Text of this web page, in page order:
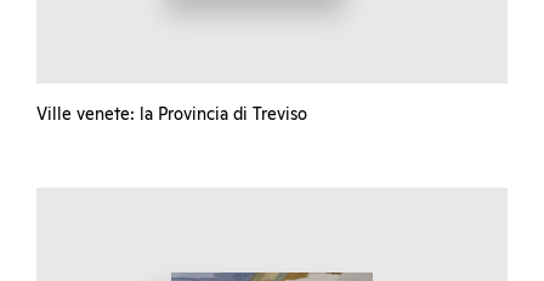
Ville venete: la Provincia di Treviso